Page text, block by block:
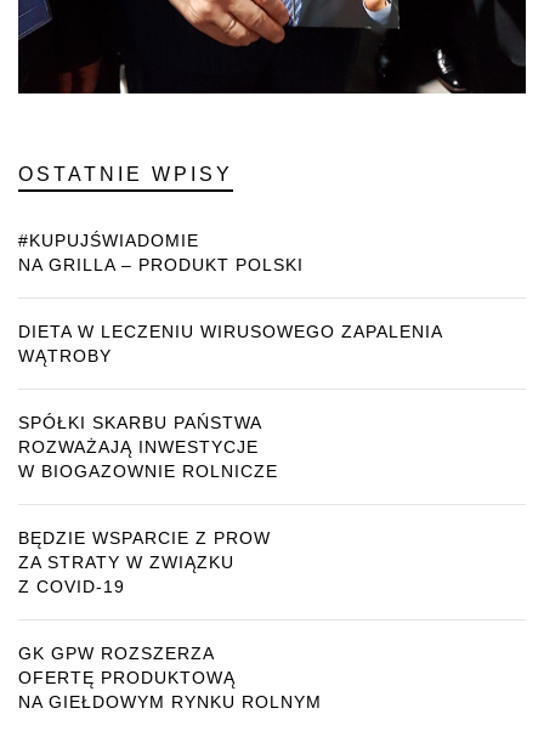
OSTATNIE WPISY
#KUPUJŚWIADOMIE
NA GRILLA – PRODUKT POLSKI
DIETA W LECZENIU WIRUSOWEGO ZAPALENIA
WĄTROBY
SPÓŁKI SKARBU PAŃSTWA
ROZWAŻAJĄ INWESTYCJE
W BIOGAZOWNIE ROLNICZE
BĘDZIE WSPARCIE Z PROW
ZA STRATY W ZWIĄZKU
Z COVID-19
GK GPW ROZSZERZA
OFERTĘ PRODUKTOWĄ
NA GIEŁDOWYM RYNKU ROLNYM